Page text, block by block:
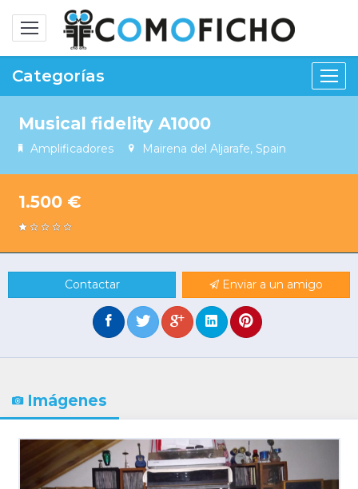
Alternar
navegación
Categorías
Musical fidelity A1000
Amplificadores Mairena del Aljarafe, Spain
1.500 €
Contactar Enviar a un amigo
Imágenes